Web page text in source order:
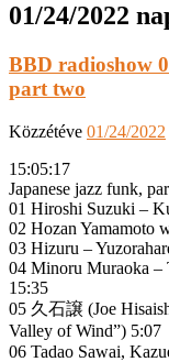
01/24/2022
BBD radioshow
part two
Közzétéve 01/24/2022
15:05:17
Japanese jazz funk,
01 Hiroshi Suzuki –
02 Hozan Yamamoto
03 Hizuru –
04 Minoru Muraoka –
15:35
05 久石譲 (Joe
Valley of Wind”) 5:07
06 Tadao Sawai,